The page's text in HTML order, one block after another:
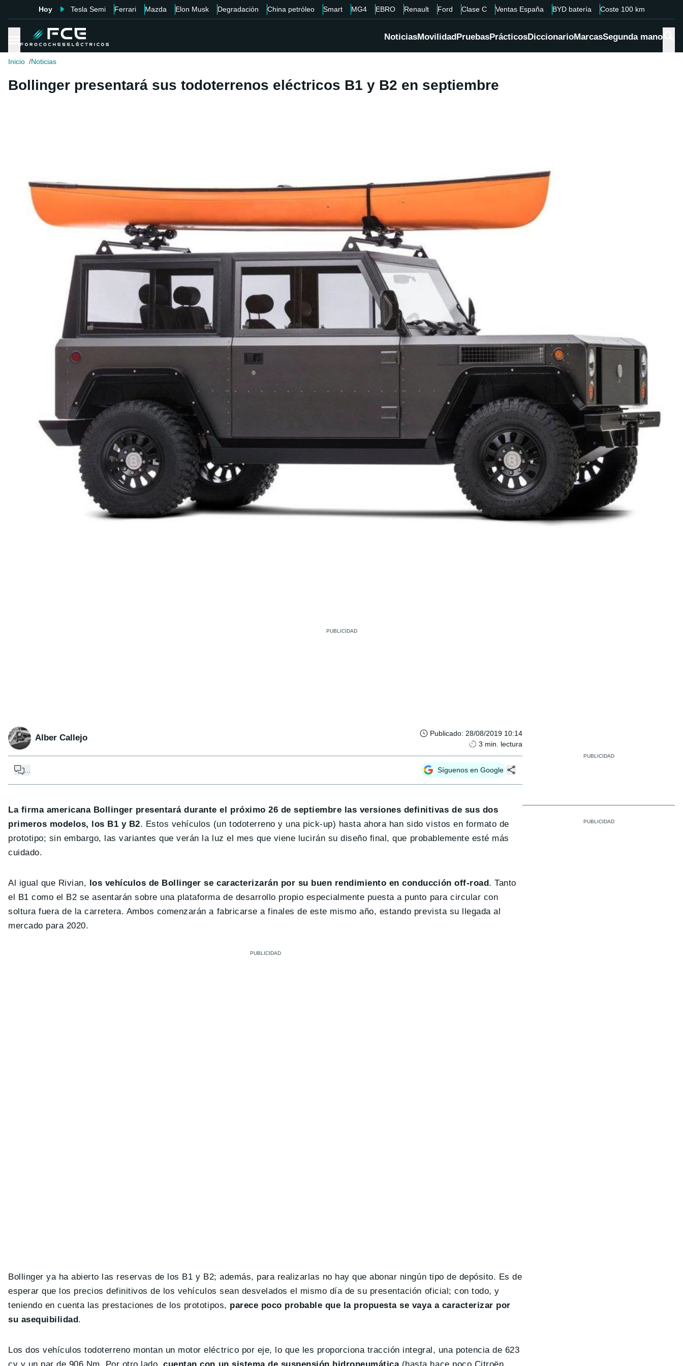
Hoy Tesla Semi Ferrari Mazda Elon Musk Degradación China petróleo Smart MG4 EBRO Renault Ford Clase C Ventas España BYD batería Coste 100 km
NoticiasMovilidadPruebasPrácticosDiccionarioMarcasSegunda mano
Inicio Noticias
Bollinger presentará sus todoterrenos eléctricos B1 y B2 en septiembre
Alber Callejo Publicado: 28/08/2019 10:14
3 min. lectura
Síguenos en Google
La firma americana Bollinger presentará durante el próximo 26 de septiembre las versiones definitivas de sus dos
primeros modelos, los B1 y B2. Estos vehículos (un todoterreno y una pick-up) hasta ahora han sido vistos en formato de
prototipo; sin embargo, las variantes que verán la luz el mes que viene lucirán su diseño final, que probablemente esté más
cuidado.
Al igual que Rivian, los vehículos de Bollinger se caracterizarán por su buen rendimiento en conducción off-road. Tanto
el B1 como el B2 se asentarán sobre una plataforma de desarrollo propio especialmente puesta a punto para circular con
soltura fuera de la carretera. Ambos comenzarán a fabricarse a finales de este mismo año, estando prevista su llegada al
mercado para 2020.
Bollinger ya ha abierto las reservas de los B1 y B2; además, para realizarlas no hay que abonar ningún tipo de depósito. Es de
esperar que los precios definitivos de los vehículos sean desvelados el mismo día de su presentación oficial; con todo, y
teniendo en cuenta las prestaciones de los prototipos, parece poco probable que la propuesta se vaya a caracterizar por
su asequibilidad.
Los dos vehículos todoterreno montan un motor eléctrico por eje, lo que les proporciona tracción integral, una potencia de 623
cv y un par de 906 Nm. Por otro lado,cuentan con un sistema de suspensión hidroneumática(hasta hace poco Citroën